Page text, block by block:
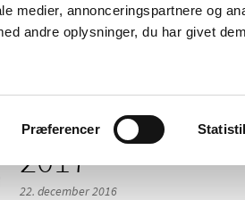
medier, annonceringspartnere og
andre oplysninger, du har givet
Præferencer
og
Tilskud og
2017
22. december 2016